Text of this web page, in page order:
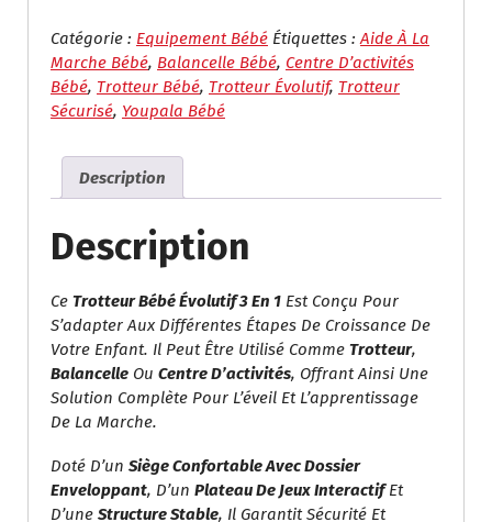
Bébé
Évolutif
3
En
Avec
Balancelle
Catégorie : Equipement Bébé Étiquettes :Aide À La
Marche Bébé, Balancelle Bébé, Centre D’activités
Bébé, Trotteur Bébé, Trotteur Évolutif, Trotteur
Sécurisé, Youpala Bébé
Description
Description
Ce Trotteur Bébé Évolutif 3 En 1 Est Conçu Pour
S’adapter Aux Différentes Étapes De Croissance De
Votre Enfant. Il Peut Être Utilisé Comme Trotteur,
Balancelle Ou Centre D’activités, Offrant Ainsi Une
Solution Complète Pour L’éveil Et L’apprentissage
De La Marche.
Doté D’un Siège Confortable Avec Dossier
Enveloppant, D’un Plateau De Jeux InteractifEt
D’une Structure Stable, Il Garantit Sécurité Et